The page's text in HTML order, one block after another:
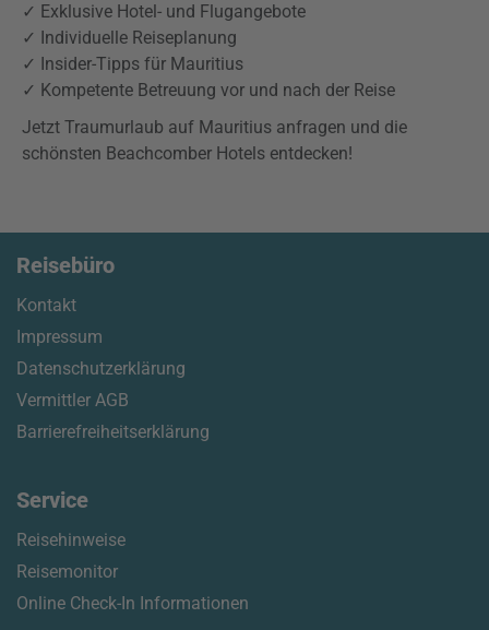
✓ Exklusive Hotel- und Flugangebote
✓ Individuelle Reiseplanung
✓ Insider-Tipps für Mauritius
✓ Kompetente Betreuung vor und nach der Reise
Jetzt Traumurlaub auf Mauritius anfragen und die
schönsten Beachcomber Hotels entdecken!
Reisebüro
Kontakt
Impressum
Datenschutzerklärung
Vermittler AGB
Barrierefreiheitserklärung
Service
Reisehinweise
Reisemonitor
Online Check-In Informationen